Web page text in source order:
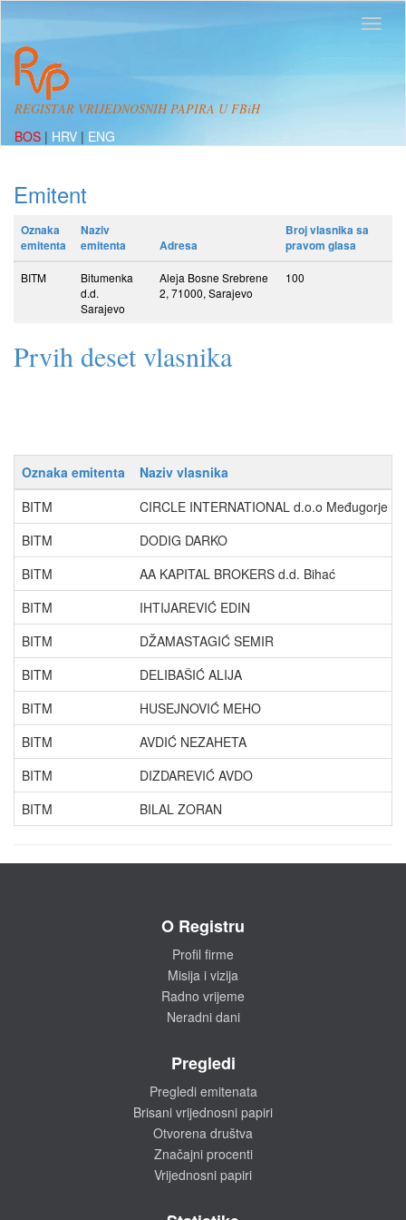
REGISTAR VRIJEDNOSNIH PAPIRA U FBiH
BOS | HRV | ENG
Emitent
Oznaka
emitenta
Naziv
emitenta
Adresa
Broj vlasnika sa
pravom glasa
BITM
Bitumenka
d.d.
Sarajevo
Aleja Bosne Srebrene
2, 71000, Sarajevo
100
Prvih deset vlasnika
Oznaka emitenta Naziv vlasnika
BITM
CIRCLE INTERNATIONAL d.o.o Međugorje
BITM
DODIG DARKO
BITM
AA KAPITAL BROKERS d.d. Bihać
BITM
IHTIJAREVIĆ EDIN
BITM
DŽAMASTAGIĆ SEMIR
BITM
DELIBAŠIĆ ALIJA
BITM
HUSEJNOVIĆ MEHO
BITM
AVDIĆ NEZAHETA
BITM
DIZDAREVIĆ AVDO
BITM
BILAL ZORAN
O Registru
Profil firme
Misija i vizija
Radno vrijeme
Neradni dani
Pregledi
Pregledi emitenata
Brisani vrijednosni papiri
Otvorena društva
Značajni procenti
Vrijednosni papiri